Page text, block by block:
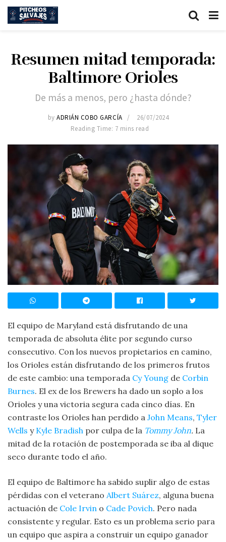
Resumen mitad temporada:
Baltimore Orioles
De más a menos, pero ¿hasta dónde?
by ADRIÁN COBO GARCÍA
26/07/2024
Reading Time: 7 mins read
El equipo de Maryland está disfrutando de una
temporada de absoluta élite por segundo curso
consecutivo. Con los nuevos propietarios en camino,
los Orioles están disfrutando de los primeros frutos
de este cambio: una temporada Cy Young de Corbin
Burnes. El ex de los Brewers ha dado un soplo a los
Orioles y una victoria segura cada cinco días. En
contraste los Orioles han perdido a John Means, Tyler
Wells y Kyle Bradish por culpa de la Tommy John. La
mitad de la rotación de postemporada se iba al dique
seco durante todo el año.
El equipo de Baltimore ha sabido suplir algo de estas
pérdidas con el veterano Albert Suárez, alguna buena
actuación de Cole Irvin o Cade Povich. Pero nada
consistente y regular. Esto es un problema serio para
un equipo que aspira a construir un equipo ganador